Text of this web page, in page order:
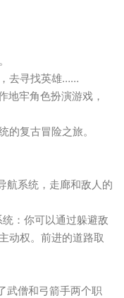
去寻找英雄……
地牢角色扮演游戏，
的复古冒险之旅。
航系统，走廊和敌人的
：你可以通过躲避敌
动权。前进的道路取
武僧和弓箭手两个职